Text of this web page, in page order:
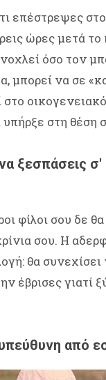
επέστρεψες στο
ώρες μετά
όσο τον
μπορεί να σε
στο
στη θέση
ξεσπάσεις σ'
φίλοι σου δε
σου. Η
θα
έβρισες γιατί
υπεύθυνη από